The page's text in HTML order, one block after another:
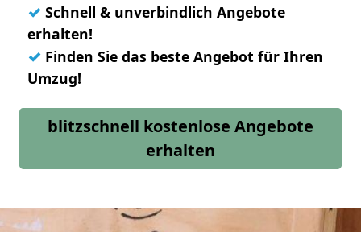
✓ Schnell & unverbindlich Angebote
erhalten!
✓ Finden Sie das beste Angebot für Ihren
Umzug!
blitzschnell kostenlose Angebote
erhalten